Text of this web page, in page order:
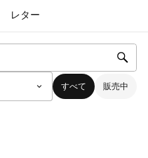
レター
すべて 販売中